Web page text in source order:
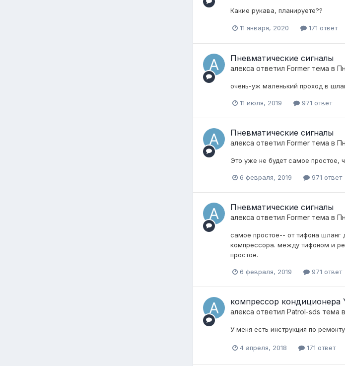
Какие рукава, планируете??
11 января, 2020 171 ответ
Пневматические сигналы
алекса ответил Former тема в
очень-уж маленький проход в
11 июля, 2019 971 ответ
Пневматические сигналы
алекса ответил Former тема в
Это уже не будет самое простое,
6 февраля, 2019 971 ответ
Пневматические сигналы
алекса ответил Former тема в
самое простое-- от тифона
компрессора. между тифоном и
простое.
6 февраля, 2019 971 ответ
компрессор кондиционера
алекса ответил Patrol-sds тема в
У меня есть инструкция по
4 апреля, 2018 171 ответ